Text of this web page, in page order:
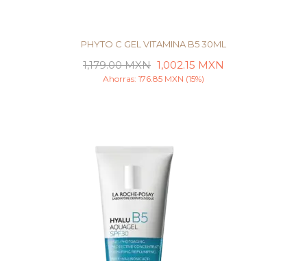
PHYTO C GEL VITAMINA B5 30ML
1,179.00MXN 1,002.15 MXN
Ahorras: 176.85 MXN (15%)